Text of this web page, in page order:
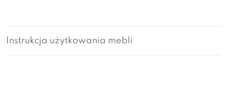
Instrukcja użytkowania mebli